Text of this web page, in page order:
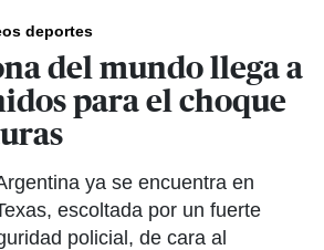
deportes
del mundo llega a
para el choque
ya se encuentra en
escoltada por un fuerte
policial, de cara al